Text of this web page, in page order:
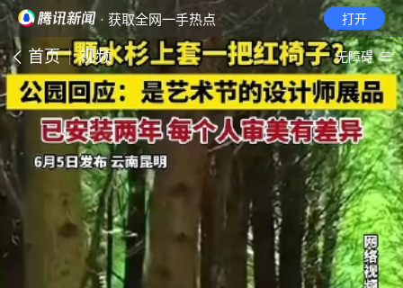
· 获取全网一手热点 打开
首页 视频 无障碍